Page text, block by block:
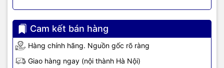
Cam kết bán hàng
Hàng chính hãng. Nguồn gốc rõ ràng
Giao hàng ngay (nội thành Hà Nội)
Model
switching
capacity
496 Gbps
Model